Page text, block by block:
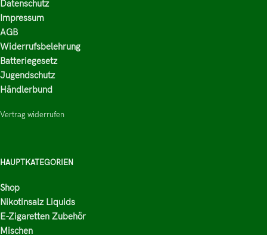
Datenschutz
Impressum
AGB
Widerrufsbelehrung
Batteriegesetz
Jugendschutz
Händlerbund
Vertrag widerrufen
HAUPTKATEGORIEN
Shop
Nikotinsalz Liquids
E-Zigaretten Zubehör
Mischen